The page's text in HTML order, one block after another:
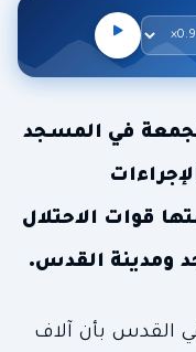
الجمعة في المسجد
قوات الاحتلال
ومدينة القدس.
في القدس بأن آلاف